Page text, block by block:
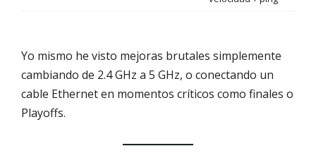
Yo mismo he visto mejoras brutales simplemente
cambiando de 2.4 GHz a 5 GHz, o conectando un
cable Ethernet en momentos críticos como finales o
Playoffs.